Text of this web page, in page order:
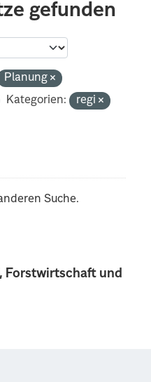
Forstwirtschaft und
gefunden
Planung
Kategorien:
regi
Suche.